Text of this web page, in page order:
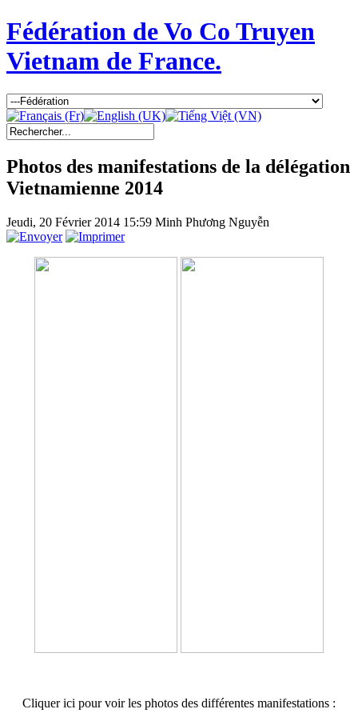
Fédération de Vo Co Truyen
Vietnam de France.
Photos des manifestations de la délégation
Vietnamienne 2014
Jeudi, 20 Février 2014 15:59 Minh Phương Nguyễn
Cliquer ici pour voir les photos des différentes manifestations :